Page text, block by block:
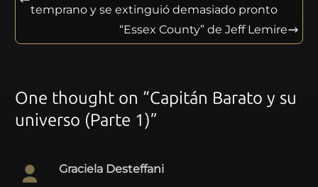
temprano y se extinguió demasiado pronto
“Essex County” de Jeff Lemire
One thought on “Capitán Barato y su
universo (Parte 1)”
Graciela Desteffani